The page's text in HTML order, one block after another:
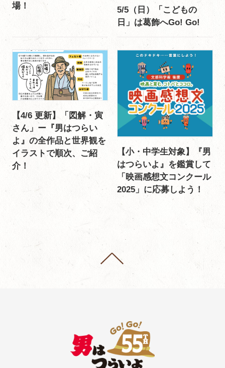
場！
5/5（日）「こどもの
日」は葛飾へGo! Go!
【4/6 更新】「図解・寅
さん」ー『男はつらい
よ』の全作品と世界観を
イラストで順次、ご紹
介！
【小・中学生対象】『男
はつらいよ』を鑑賞して
「映画感想文コンクール
2025」に応募しよう！